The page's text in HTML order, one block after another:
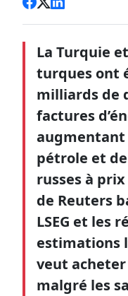
La Turquie
turques ont
milliards de
factures
pétrole et
russes à
de Reuters
LSEG et les
estimations
veut
malgré les